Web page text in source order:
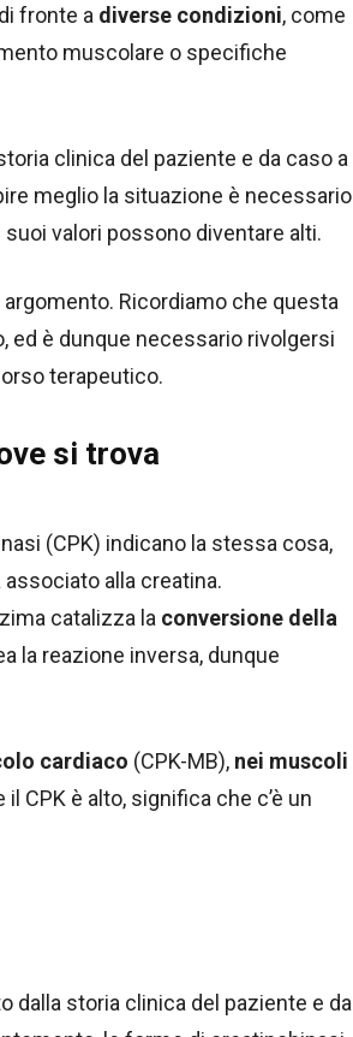
fronte a diverse condizioni, come
muscolare o specifiche
clinica del paziente e da caso a
meglio la situazione è necessario
valori possono diventare alti.
Ricordiamo che questa
ed è dunque necessario rivolgersi
terapeutico.
si trova
(CPK) indicano la stessa cosa,
alla creatina.
catalizza la conversione della
la reazione inversa, dunque
cardiaco (CPK-MB), nei muscoli
il CPK è alto, significa che c’è un
dalla storia clinica del paziente e da